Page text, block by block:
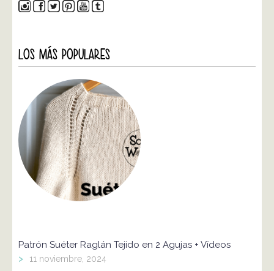
LOS MÁS POPULARES
Patrón Suéter Raglán Tejido en 2 Agujas + Vídeos
> 11 noviembre, 2024